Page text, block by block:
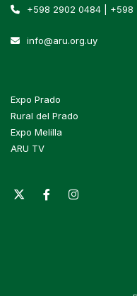
+598 2902 0484 | +598
info@aru.org.uy
Expo Prado
Rural del Prado
Expo Melilla
ARU TV